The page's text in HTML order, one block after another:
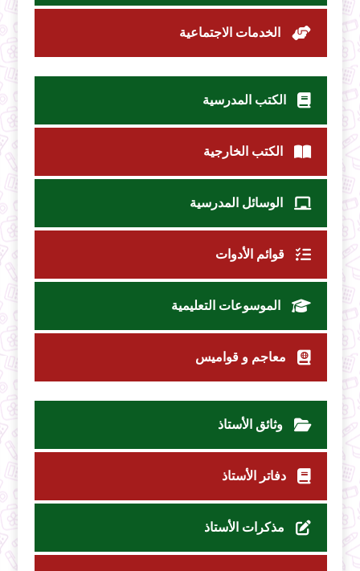
الخدمات الاجتماعية
الكتب المدرسية
الكتب الخارجية
الوسائل المدرسية
قوائم الأدوات
الموسوعات التعليمية
معاجم و قواميس
وثائق الأستاذ
دفاتر الأستاذ
مذكرات الأستاذ